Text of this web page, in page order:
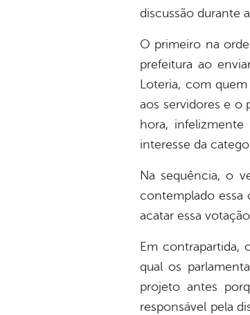
discussão durante
O primeiro na
prefeitura ao
Loteria, com
aos servidores e o
hora,
interesse da
Na sequência, o
contemplado essa
acatar essa
Em contrapartida,
qual os
projeto antes
responsável pela